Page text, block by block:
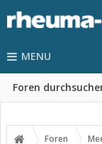
MENU
Foren
Foren